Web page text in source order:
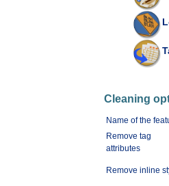
Cleaning
Name of the
Remove tag
attributes
Remove inline